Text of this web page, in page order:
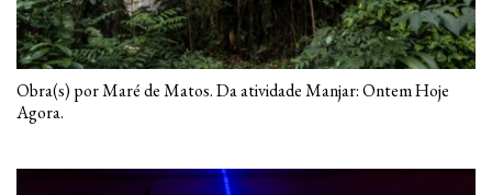
Obra(s) por Maré de Matos. Da atividade Manjar: Ontem Hoje
Agora.